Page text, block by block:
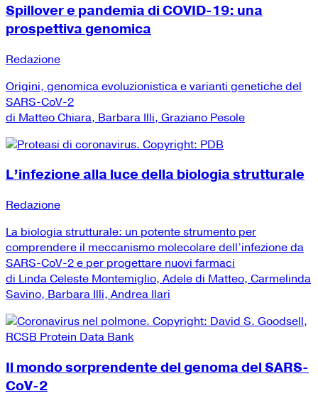
Spillover e pandemia di COVID-19: una
prospettiva genomica
Redazione
Origini, genomica evoluzionistica e varianti genetiche del
SARS-CoV-2
di Matteo Chiara, Barbara Illi, Graziano Pesole
L’infezione alla luce della biologia strutturale
Redazione
La biologia strutturale: un potente strumento per
comprendere il meccanismo molecolare dell’infezione da
SARS-CoV-2 e per progettare nuovi farmaci
di Linda Celeste Montemiglio, Adele di Matteo, Carmelinda
Savino, Barbara Illi, Andrea Ilari
Il mondo sorprendente del genoma del SARS-
CoV-2